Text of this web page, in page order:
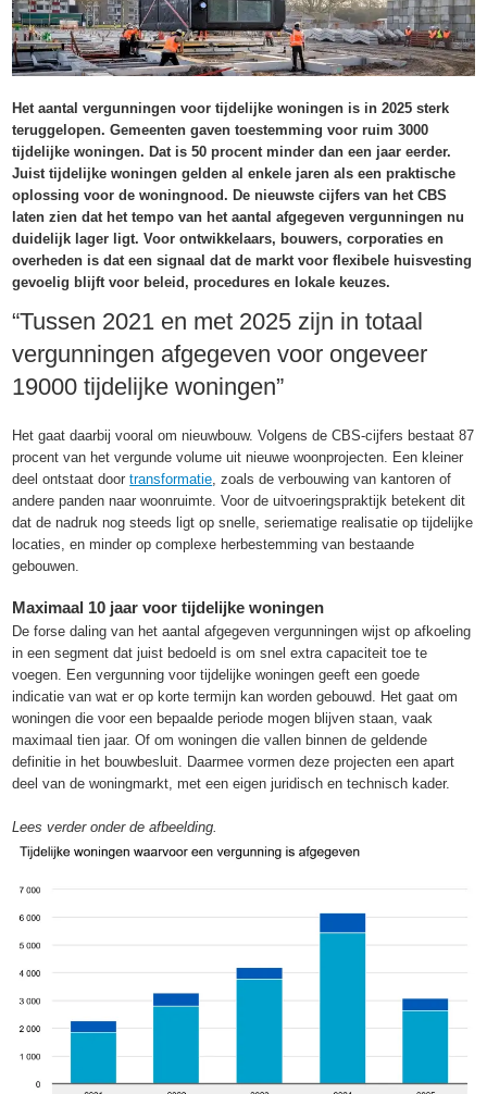
Het aantal vergunningen voor tijdelijke woningen is in 2025 sterk
teruggelopen. Gemeenten gaven toestemming voor ruim 3000
tijdelijke woningen. Dat is 50 procent minder dan een jaar eerder.
Juist tijdelijke woningen gelden al enkele jaren als een praktische
oplossing voor de woningnood. De nieuwste cijfers van het CBS
laten zien dat het tempo van het aantal afgegeven vergunningen nu
duidelijk lager ligt. Voor ontwikkelaars, bouwers, corporaties en
overheden is dat een signaal dat de markt voor flexibele huisvesting
gevoelig blijft voor beleid, procedures en lokale keuzes.
“Tussen 2021 en met 2025 zijn in totaal
vergunningen afgegeven voor ongeveer
19000 tijdelijke woningen”
Het gaat daarbij vooral om nieuwbouw. Volgens de CBS-cijfers bestaat 87
procent van het vergunde volume uit nieuwe woonprojecten. Een kleiner
deel ontstaat doortransformatie, zoals de verbouwing van kantoren of
andere panden naar woonruimte. Voor de uitvoeringspraktijk betekent dit
dat de nadruk nog steeds ligt op snelle, seriematige realisatie op tijdelijke
locaties, en minder op complexe herbestemming van bestaande
gebouwen.
Maximaal 10 jaar voor tijdelijke woningen
De forse daling van het aantal afgegeven vergunningen wijst op afkoeling
in een segment dat juist bedoeld is om snel extra capaciteit toe te
voegen. Een vergunning voor tijdelijke woningen geeft een goede
indicatie van wat er op korte termijn kan worden gebouwd. Het gaat om
woningen die voor een bepaalde periode mogen blijven staan, vaak
maximaal tien jaar. Of om woningen die vallen binnen de geldende
definitie in het bouwbesluit. Daarmee vormen deze projecten een apart
deel van de woningmarkt, met een eigen juridisch en technisch kader.
Lees verder onder de afbeelding.